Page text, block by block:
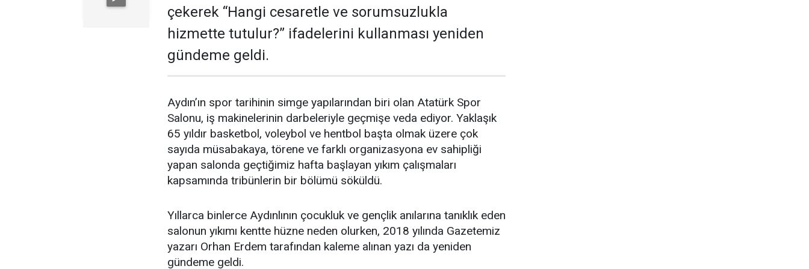
çekerek “Hangi cesaretle ve sorumsuzlukla
hizmette tutulur?” ifadelerini kullanması yeniden
gündeme geldi.
Aydın’ın spor tarihinin simge yapılarından biri olan Atatürk Spor
Salonu, iş makinelerinin darbeleriyle geçmişe veda ediyor. Yaklaşık
65 yıldır basketbol, voleybol ve hentbol başta olmak üzere çok
sayıda müsabakaya, törene ve farklı organizasyona ev sahipliği
yapan salonda geçtiğimiz hafta başlayan yıkım çalışmaları
kapsamında tribünlerin bir bölümü söküldü.
Yıllarca binlerce Aydınlının çocukluk ve gençlik anılarına tanıklık eden
salonun yıkımı kentte hüzne neden olurken, 2018 yılında Gazetemiz
yazarı Orhan Erdem tarafından kaleme alınan yazı da yeniden
gündeme geldi.